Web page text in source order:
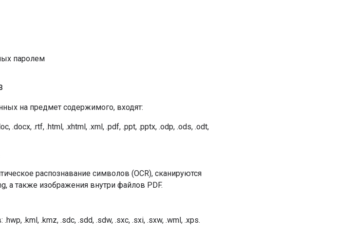
паролем
на предмет содержимого, входят:
.docx, .rtf, .html, .xhtml, .xml, .pdf, .ppt, .pptx, .odp, .ods, .odt,
распознавание символов (OCR), сканируются
а также изображения внутри файлов PDF.
.kml, .kmz, .sdc, .sdd, .sdw, .sxc, .sxi, .sxw, .wml, .xps.